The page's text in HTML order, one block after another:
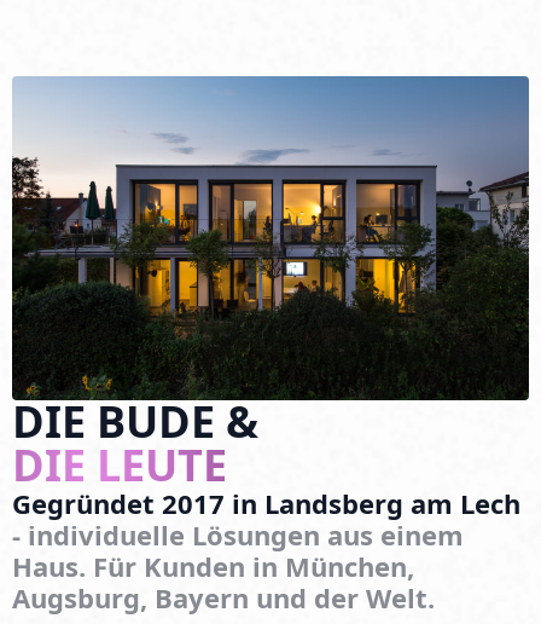
DIE BUDE &
DIE LEUTE
Gegründet 2017 in Landsberg am Lech
- individuelle Lösungen aus einem
Haus. Für Kunden in München,
Augsburg, Bayern und der Welt.